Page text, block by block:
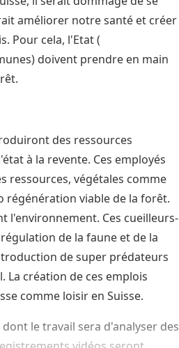
améliorer notre santé et créer
Pour cela, l'Etat (
doivent prendre en main
des ressources
à la revente. Ces employés
ressources, végétales comme
régénération viable de la forêt.
l'environnement. Ces cueilleurs-
de la faune et de la
de super prédateurs
création de ces emplois
comme loisir en Suisse.
le travail sera d'analyser des